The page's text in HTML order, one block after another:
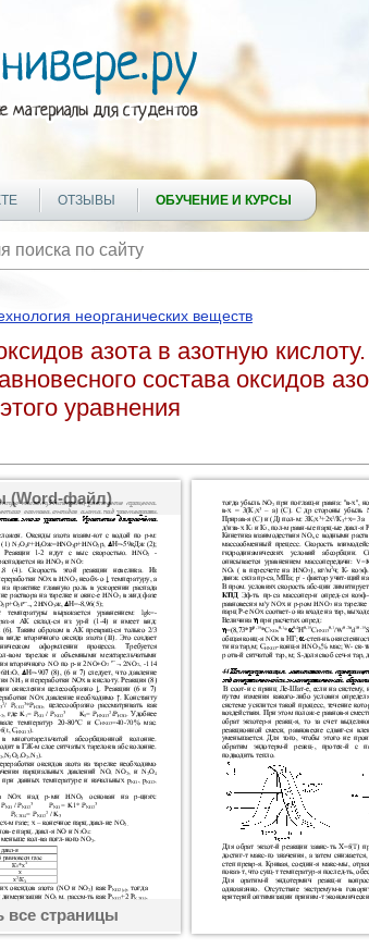
ОТЗЫВЫ ОБУЧЕНИЕ И КУРСЫ
неорганических веществ
азота в азотную
состава оксидов
уравнения
(Word-файл)
все страницы